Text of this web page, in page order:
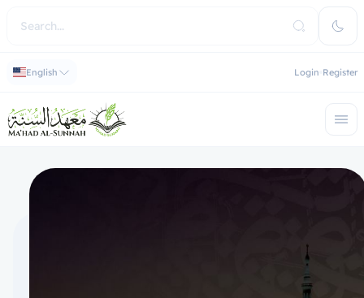
English Login Register